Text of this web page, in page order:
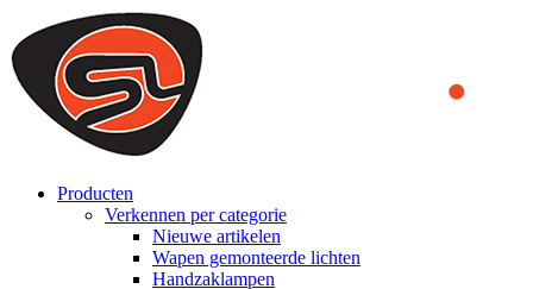
We use cookies to ensure that we provide you the best experience
on our website. By continuing to browse this website, you accept
that cookies are used to help us analyze how the website is used and
to offer you a better experience. To learn more or to find out how
you can disable cookies, you can access our
Producten
Verkennen per categorie
Nieuwe artikelen
Wapen gemonteerde lichten
Handzaklampen